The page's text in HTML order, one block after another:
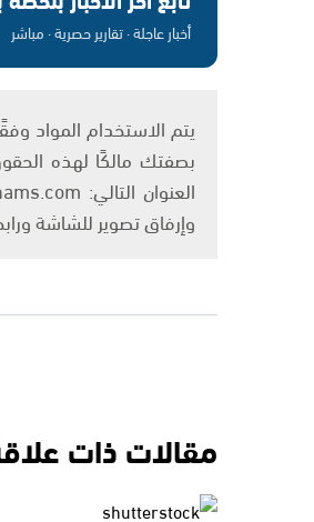
أخبار عاجلة · تقارير حصرية · مباشر
بصفتك مالكًا لهذه
وإرفاق تصوير للشاشة
مقالات ذات